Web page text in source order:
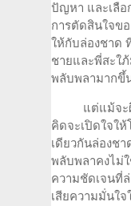
ปัญหา และเลือ
การตัดสินใจข
ให้กับล่องชาด
ชายและพี่สะใ
พลับพลามากขึ้
แต่แม้จะผิด
คิดจะเปิดใจใ
เดียวกันล่องช
พลับพลาคงไม่
ความชัดเจนที่
เสียความมั่นใจ